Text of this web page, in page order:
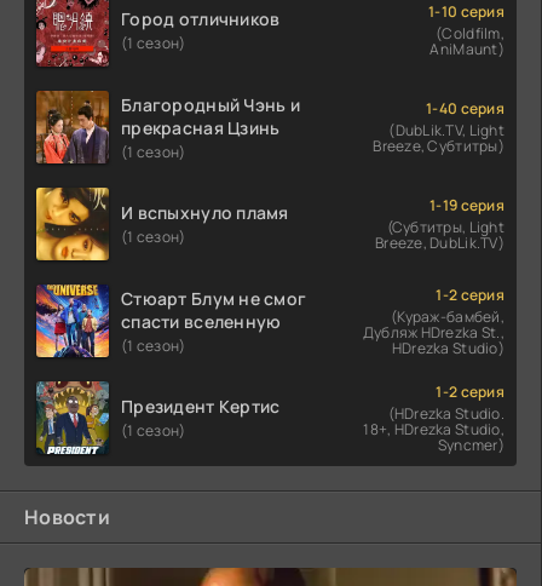
Город отличников
(1 сезон)
1-10 серия
(Coldfilm,
AniMaunt)
Благородный Чэнь и
прекрасная Цзинь
(1 сезон)
1-40 серия
(DubLik.TV, Light
Breeze, Субтитры)
И вспыхнуло пламя
(1 сезон)
1-19 серия
(Субтитры, Light
Breeze, DubLik.TV)
Стюарт Блум не смог
спасти вселенную
(1 сезон)
1-2 серия
(Кураж-бамбей,
Дубляж HDrezka St.,
HDrezka Studio)
Президент Кертис
(1 сезон)
1-2 серия
(HDrezka Studio.
18+, HDrezka Studio,
Syncmer)
Новости